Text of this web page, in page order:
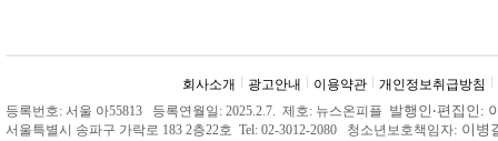
회사소개 광고안내 이용약관
개인정보취급방침
등록번호: 서울 아55813 등록연월일: 2025.2.7. 제호: 뉴스온피플 발행인 ‧편집인:
서울특별시 송파구 가락로 183 2층22호 Tel: 02-3012-2080 청소년보호책임자: 이